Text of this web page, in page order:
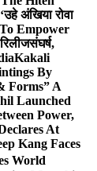
अंखिया रोवा
Empower
संघर्ष,
Kakali
By
Forms” A
Launched
Power,
At
Kang Faces
World